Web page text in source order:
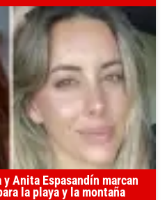
Anita Espasandín marcan
la playa y la montaña